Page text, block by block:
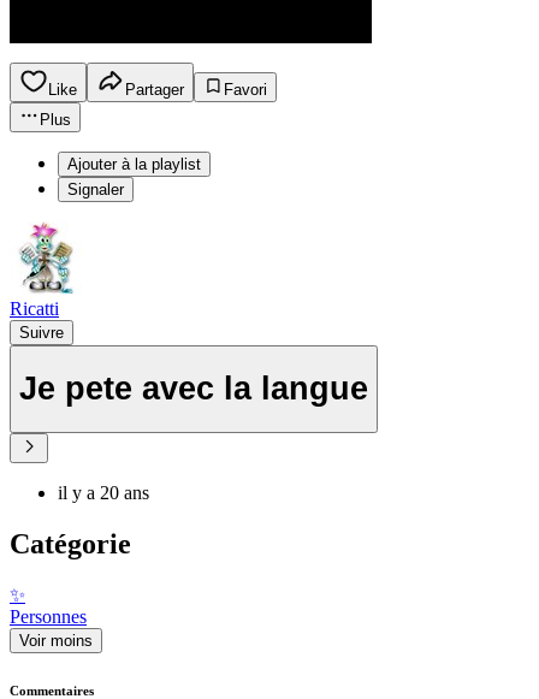
Like Partager
Favori
Plus
Ajouter à la playlist
Signaler
Ricatti
Suivre
Je pete avec la langue
il y a 20 ans
Catégorie
✨
Personnes
Voir moins
Commentaires